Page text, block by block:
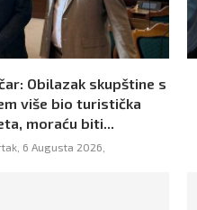
Obilazak skupštine s
više bio turistička
moraću biti...
6 Augusta 2026,